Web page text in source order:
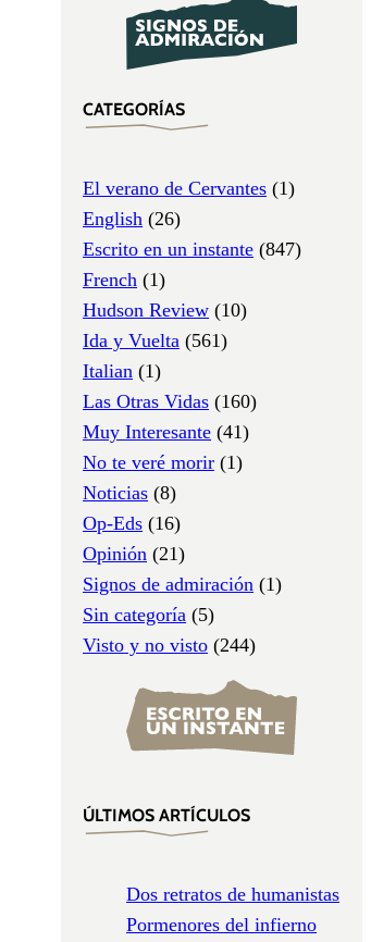
CATEGORÍAS
El verano de Cervantes (1)
English (26)
Escrito en un instante (847)
French (1)
Hudson Review (10)
Ida y Vuelta (561)
Italian (1)
Las Otras Vidas (160)
Muy Interesante (41)
No te veré morir (1)
Noticias (8)
Op-Eds (16)
Opinión (21)
Signos de admiración (1)
Sin categoría (5)
Visto y no visto (244)
ÚLTIMOS ARTÍCULOS
Dos retratos de humanistas
Pormenores del infierno